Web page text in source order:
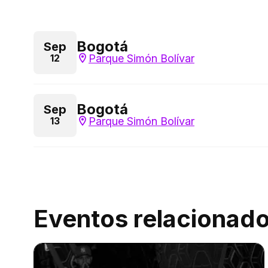
Sep
12
Bogotá
Parque Simón Bolívar
Sep
13
Bogotá
Parque Simón Bolívar
Eventos